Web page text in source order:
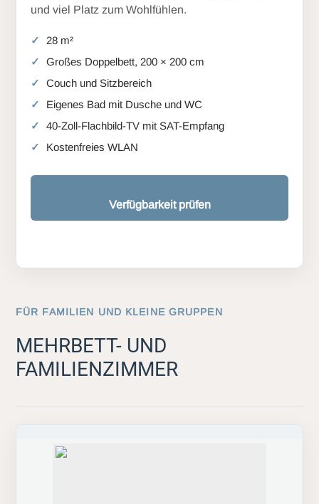
und viel Platz zum Wohlfühlen.
28 m²
Großes Doppelbett, 200 × 200 cm
Couch und Sitzbereich
Eigenes Bad mit Dusche und WC
40-Zoll-Flachbild-TV mit SAT-Empfang
Kostenfreies WLAN
Verfügbarkeit prüfen
FÜR FAMILIEN UND KLEINE GRUPPEN
MEHRBETT- UND
FAMILIENZIMMER